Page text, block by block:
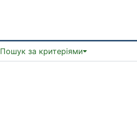
Пошук за критеріями